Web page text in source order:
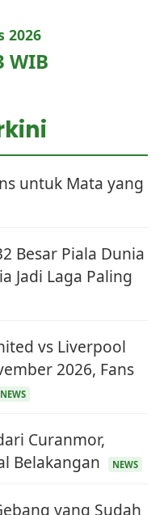
2026
WIB
untuk Mata yang
Besar Piala Dunia
Jadi Laga Paling
vs Liverpool
2026, Fans
NEWS
Curanmor,
Belakangan
NEWS
yang Sudah